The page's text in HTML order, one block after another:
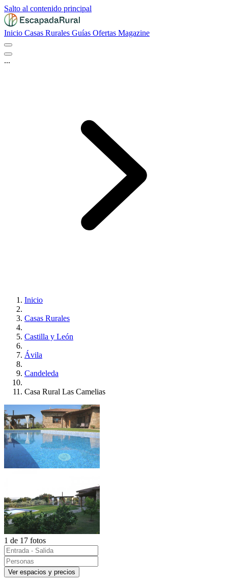
Salto al contenido principal
Inicio Casas Rurales Guías Ofertas Magazine
...
Inicio
Casas Rurales
Castilla y León
Ávila
Candeleda
Casa Rural Las Camelias
1 de 17 fotos
Ver espacios y precios